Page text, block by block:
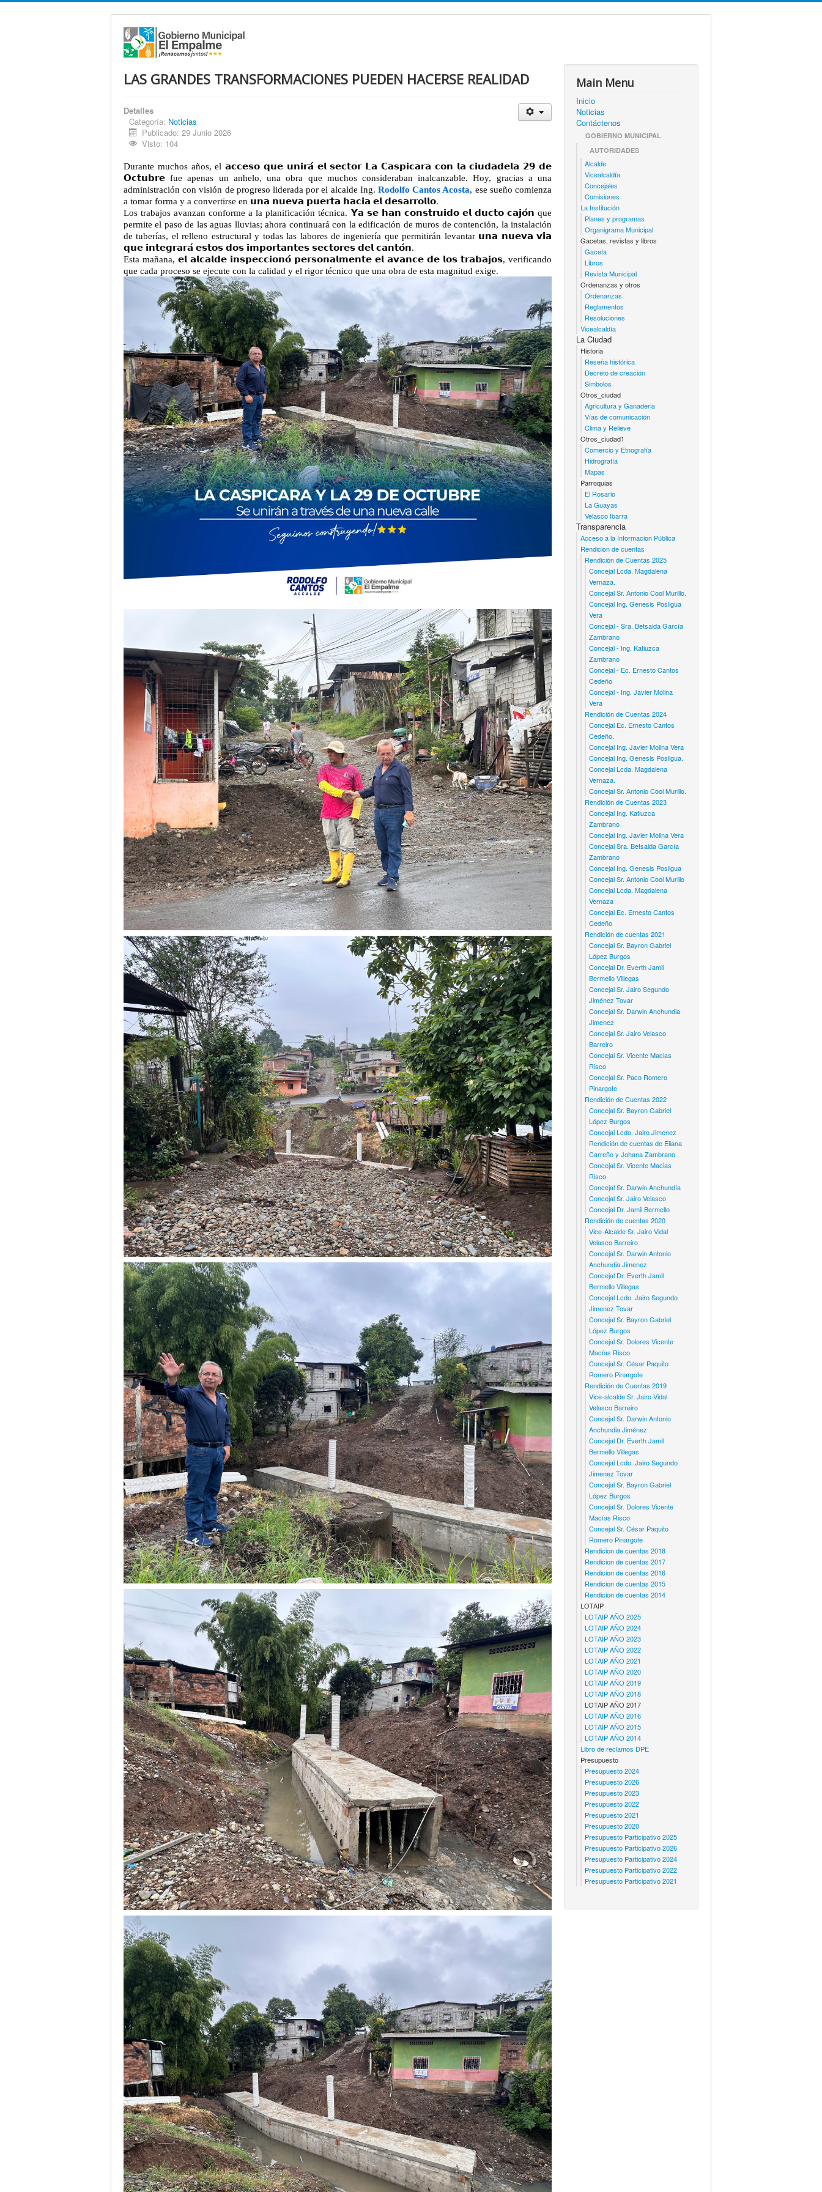
LAS GRANDES TRANSFORMACIONES PUEDEN HACERSE REALIDAD
Detalles
Categoría: Noticias
Publicado: 29 Junio 2026
Visto: 104
Durante muchos años, el 𝗮𝗰𝗰𝗲𝘀𝗼 𝗾𝘂𝗲 𝘂𝗻𝗶𝗿𝗮́ 𝗲𝗹 𝘀𝗲𝗰𝘁𝗼𝗿 𝗟𝗮 𝗖𝗮𝘀𝗽𝗶𝗰𝗮𝗿𝗮 𝗰𝗼𝗻 𝗹𝗮 𝗰𝗶𝘂𝗱𝗮𝗱𝗲𝗹𝗮 𝟮𝟵 𝗱𝗲
𝗢𝗰𝘁𝘂𝗯𝗿𝗲 fue apenas un anhelo, una obra que muchos consideraban inalcanzable. Hoy, gracias a una
administración con visión de progreso liderada por el alcalde Ing. Rodolfo Cantos Acosta, ese sueño comienza
a tomar forma y a convertirse en 𝘂𝗻𝗮 𝗻𝘂𝗲𝘃𝗮 𝗽𝘂𝗲𝗿𝘁𝗮 𝗵𝗮𝗰𝗶𝗮 𝗲𝗹 𝗱𝗲𝘀𝗮𝗿𝗿𝗼𝗹𝗹𝗼.
Los trabajos avanzan conforme a la planificación técnica. 𝗬𝗮 𝘀𝗲 𝗵𝗮𝗻 𝗰𝗼𝗻𝘀𝘁𝗿𝘂𝗶𝗱𝗼 𝗲𝗹 𝗱𝘂𝗰𝘁𝗼 𝗰𝗮𝗷𝗼́𝗻 que
permite el paso de las aguas lluvias; ahora continuará con la edificación de muros de contención, la instalación
de tuberías, el relleno estructural y todas las labores de ingeniería que permitirán levantar 𝘂𝗻𝗮 𝗻𝘂𝗲𝘃𝗮 𝘃𝗶́𝗮
𝗾𝘂𝗲 𝗶𝗻𝘁𝗲𝗴𝗿𝗮𝗿𝗮́ 𝗲𝘀𝘁𝗼𝘀 𝗱𝗼𝘀 𝗶𝗺𝗽𝗼𝗿𝘁𝗮𝗻𝘁𝗲𝘀 𝘀𝗲𝗰𝘁𝗼𝗿𝗲𝘀 𝗱𝗲𝗹 𝗰𝗮𝗻𝘁𝗼́𝗻.
Esta mañana, 𝗲𝗹 𝗮𝗹𝗰𝗮𝗹𝗱𝗲 𝗶𝗻𝘀𝗽𝗲𝗰𝗰𝗶𝗼𝗻𝗼́ 𝗽𝗲𝗿𝘀𝗼𝗻𝗮𝗹𝗺𝗲𝗻𝘁𝗲 𝗲𝗹 𝗮𝘃𝗮𝗻𝗰𝗲 𝗱𝗲 𝗹𝗼𝘀 𝘁𝗿𝗮𝗯𝗮𝗷𝗼𝘀, verificando
que cada proceso se ejecute con la calidad y el rigor técnico que una obra de esta magnitud exige.
Main Menu
Inicio
Noticias
Contáctenos
GOBIERNO MUNICIPAL
AUTORIDADES
Alcalde
Vicealcaldía
Concejales
Comisiones
La Institución
Planes y programas
Organigrama Municipal
Gacetas, revistas y libros
Gaceta
Libros
Revista Municipal
Ordenanzas y otros
Ordenanzas
Reglamentos
Resoluciones
Vicealcaldía
La Ciudad
Historia
Reseña histórica
Decreto de creación
Simbolos
Otros_ciudad
Agricultura y Ganaderia
Vías de comunicación
Clima y Relieve
Otros_ciudad1
Comercio y Etnografía
Hidrografía
Mapas
Parroquias
El Rosario
La Guayas
Velasco Ibarra
Transparencia
Acceso a la Informacion Pública
Rendicion de cuentas
Rendición de Cuentas 2025
Concejal Lcda. Magdalena
Vernaza.
Concejal Sr. Antonio Cool Murillo.
Concejal Ing. Genesis Posligua
Vera
Concejal - Sra. Betsaida García
Zambrano
Concejal - Ing. Katiuzca
Zambrano
Concejal - Ec. Ernesto Cantos
Cedeño
Concejal - Ing. Javier Molina
Vera
Rendición de Cuentas 2024
Concejal Ec. Ernesto Cantos
Cedeño.
Concejal Ing. Javier Molina Vera
Concejal Ing. Genesis Posligua.
Concejal Lcda. Magdalena
Vernaza.
Concejal Sr. Antonio Cool Murillo.
Rendición de Cuentas 2023
Concejal Ing. Katiuzca
Zambrano
Concejal Ing. Javier Molina Vera
Concejal Sra. Betsaida García
Zambrano
Concejal Ing. Genesis Posligua
Concejal Sr. Antonio Cool Murillo
Concejal Lcda. Magdalena
Vernaza
Concejal Ec. Ernesto Cantos
Cedeño
Rendición de cuentas 2021
Concejal Sr. Bayron Gabriel
López Burgos
Concejal Dr. Everth Jamil
Bermello Villegas
Concejal Sr. Jairo Segundo
Jiménez Tovar
Concejal Sr. Darwin Anchundia
Jimenez
Concejal Sr. Jairo Velasco
Barreiro
Concejal Sr. Vicente Macias
Risco
Concejal Sr. Paco Romero
Pinargote
Rendición de Cuentas 2022
Concejal Sr. Bayron Gabriel
López Burgos
Concejal Lcdo. Jairo Jimenez
Rendición de cuentas de Eliana
Carreño y Johana Zambrano
Concejal Sr. Vicente Macias
Risco
Concejal Sr. Darwin Anchundía
Concejal Sr. Jairo Velasco
Concejal Dr. Jamil Bermello
Rendición de cuentas 2020
Vice-Alcalde Sr. Jairo Vidal
Velasco Barreiro
Concejal Sr. Darwin Antonio
Anchundia Jimenez
Concejal Dr. Everth Jamil
Bermello Villegas
Concejal Lcdo. Jairo Segundo
Jimenez Tovar
Concejal Sr. Bayron Gabriel
López Burgos
Concejal Sr. Dolores Vicente
Macías Risco
Concejal Sr. César Paquito
Romero Pinargote
Rendición de Cuentas 2019
Vice-alcalde Sr. Jairo Vidal
Velasco Barreiro
Concejal Sr. Darwin Antonio
Anchundia Jiménez
Concejal Dr. Everth Jamil
Bermello Villegas
Concejal Lcdo. Jairo Segundo
Jimenez Tovar
Concejal Sr. Bayron Gabriel
López Burgos
Concejal Sr. Dolores Vicente
Macías Risco
Concejal Sr. César Paquito
Romero Pinargote
Rendicion de cuentas 2018
Rendicion de cuentas 2017
Rendicion de cuentas 2016
Rendicion de cuentas 2015
Rendicion de cuentas 2014
LOTAIP
LOTAIP AÑO 2025
LOTAIP AÑO 2024
LOTAIP AÑO 2023
LOTAIP AÑO 2022
LOTAIP AÑO 2021
LOTAIP AÑO 2020
LOTAIP AÑO 2019
LOTAIP AÑO 2018
LOTAIP AÑO 2017
LOTAIP AÑO 2016
LOTAIP AÑO 2015
LOTAIP AÑO 2014
Libro de reclamos DPE
Presupuesto
Presupuesto 2024
Presupuesto 2026
Presupuesto 2023
Presupuesto 2022
Presupuesto 2021
Presupuesto 2020
Presupuesto Participativo 2025
Presupuesto Participativo 2026
Presupuesto Participativo 2024
Presupuesto Participativo 2022
Presupuesto Participativo 2021